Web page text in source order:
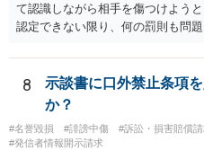
て認識しながら相手を傷つけよう
認定できない限り、何の罰則も問
8
示談書に口外禁止条項
か？
#名誉毀損 #誹謗中傷 #訴訟・損害賠償
#発信者情報開示請求